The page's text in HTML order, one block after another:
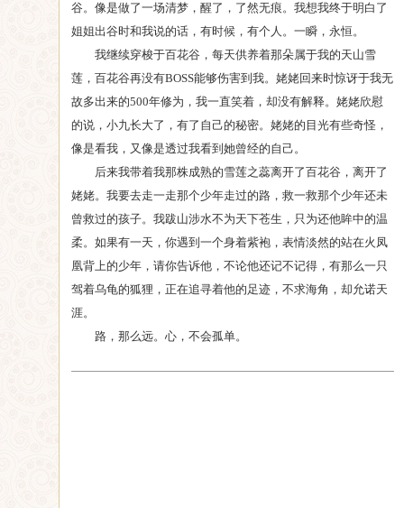
谷。像是做了一场清梦，醒了，了然无痕。我想我终于明白了
姐姐出谷时和我说的话，有时候，有个人。一瞬，永恒。
我继续穿梭于百花谷，每天供养着那朵属于我的天山雪
莲，百花谷再没有BOSS能够伤害到我。姥姥回来时惊讶于我无
故多出来的500年修为，我一直笑着，却没有解释。姥姥欣慰
的说，小九长大了，有了自己的秘密。姥姥的目光有些奇怪，
像是看我，又像是透过我看到她曾经的自己。
后来我带着我那株成熟的雪莲之蕊离开了百花谷，离开了
姥姥。我要去走一走那个少年走过的路，救一救那个少年还未
曾救过的孩子。我跋山涉水不为天下苍生，只为还他眸中的温
柔。如果有一天，你遇到一个身着紫袍，表情淡然的站在火凤
凰背上的少年，请你告诉他，不论他还记不记得，有那么一只
驾着乌龟的狐狸，正在追寻着他的足迹，不求海角，却允诺天
涯。
路，那么远。心，不会孤单。